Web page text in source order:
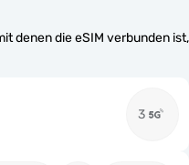
denen die eSIM verbunden ist,
3